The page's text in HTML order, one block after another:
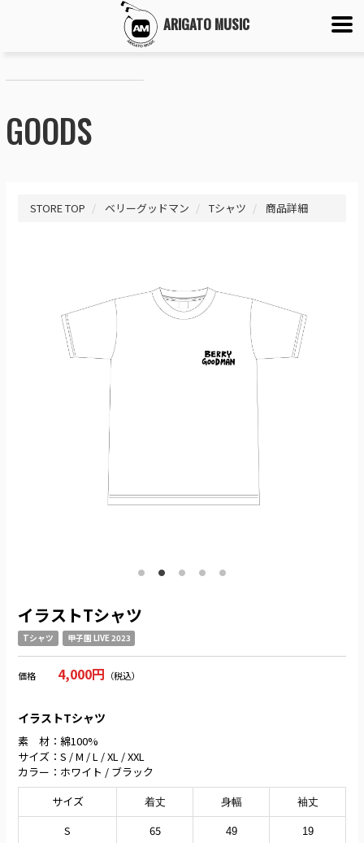
ARIGATO MUSIC
GOODS
STORE TOP ベリーグッドマン Tシャツ 商品詳細
イラストTシャツ
Tシャツ 甲子園 LIVE 2023
価格 4,000円 （税込）
イラストTシャツ
素 材：綿100%
サイズ：S / M / L / XL / XXL
カラー：ホワイト / ブラック
サイズ
着丈 身幅 袖丈
S 65 49 19